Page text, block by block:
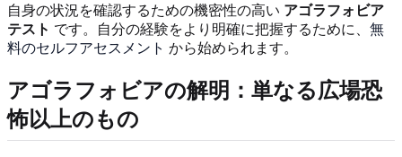
自身の状況を確認するための機密性の高い アゴラフォビア
テスト です。自分の経験をより明確に把握するために、 無
料のセルフアセスメント から始められます。
アゴラフォビアの解明：単なる広場恐
怖以上のもの